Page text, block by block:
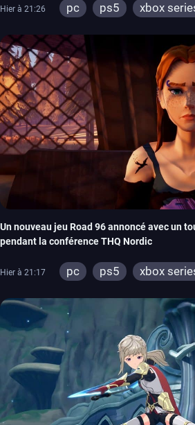
Hier à 21:26 pc ps5 xbox
Un nouveau jeu Road 96 annoncé avec un
pendant la conférence THQ Nordic
Hier à 21:17 pc ps5 xbox